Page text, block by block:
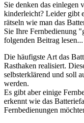
Sie denken das einlegen
kinderleicht? Leider gibt
rätseln wie man das
Sie Ihre Fernbedienung
folgenden Beitrag lesen...
Die häufigste Art das
Rasthaken realisiert.
selbsterklärend und soll
werden.
Es gibt aber einige
erkennt wie das
Fernbedienungen